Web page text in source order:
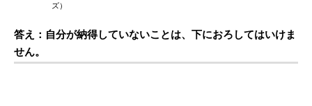
ズ）
答え：自分が納得していないことは、下におろしてはいけま
せん。